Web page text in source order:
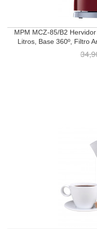
MPM MCZ-85/B2
Litros, Base 360º, Filtro